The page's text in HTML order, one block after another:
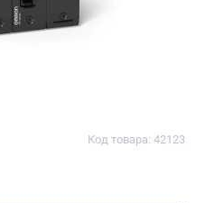
Код товара: 42123